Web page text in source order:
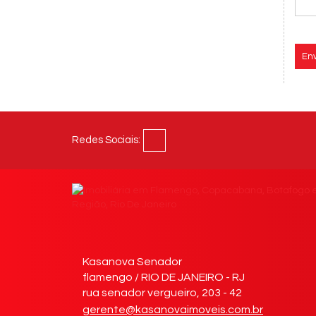
Redes Sociais:
Kasanova Senador
flamengo / RIO DE JANEIRO - RJ
rua senador vergueiro, 203 - 42
gerente@kasanovaimoveis.com.br